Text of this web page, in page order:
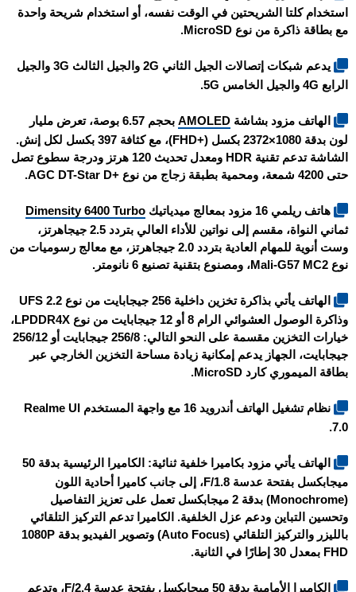
استخدام كلتا الشريحتين في الوقت نفسه، أو استخدام شريحة واحدة
مع بطاقة ذاكرة من نوع MicroSD.
يدعم شبكات إتصالات الجيل الثاني 2G والجيل الثالث 3G والجيل
الرابع 4G والجيل الخامس 5G.
الهاتف مزود بشاشة AMOLED
بحجم 6.57 بوصة، تعرض مليار
لون بدقة 1080×2372 بكسل (+FHD)، مع كثافة 397 بكسل لكل إنش.
الشاشة تدعم تقنية HDR ومعدل تحديث 120 هرتز ودرجة سطوع تصل
حتى 4200 شمعة، ومحمية بطبقة زجاج من نوع +AGC DT-Star D.
هاتف ريلمي 16 مزود بمعالج ميدياتيك Dimensity 6400 Turbo
ثماني النواة، مقسم إلى نواتين للأداء العالي بتردد 2.5 جيجاهرتز،
وست أنوية للمهام العادية بتردد 2.0 جيجاهرتز، مع معالج رسوميات من
نوع Mali-G57 MC2، ومصنوع بتقنية تصنيع 6 نانومتر.
الهاتف يأتي بذاكرة تخزين داخلية 256 جيجابايت من نوع UFS 2.2
وذاكرة الوصول العشوائي الرام 8 أو 12 جيجابايت من نوع LPDDR4X،
خيارات التخزين مقسمة على النحو التالي: 256/8 جيجابايت أو 256/12
جيجابايت، الجهاز يدعم إمكانية زيادة مساحة التخزين الخارجي عبر
بطاقة الميموري كارد MicroSD.
نظام تشغيل الهاتف أندرويد 16 مع واجهة المستخدم Realme UI
7.0.
الهاتف يأتي مزود بكاميرا خلفية ثنائية: الكاميرا الرئيسية بدقة 50
ميجابكسل بفتحة عدسة F/1.8، إلى جانب كاميرا أحادية اللون
(Monochrome) بدقة 2 ميجابكسل تعمل على تعزيز التفاصيل
وتحسين التباين ودعم عزل الخلفية. الكاميرا تدعم التركيز التلقائي
بالليزر والتركيز التلقائي (Auto Focus) وتصوير الفيديو بدقة 1080P
FHD بمعدل 30 إطارًا في الثانية.
الكاميرا الأمامية بدقة 50 ميجابكسل بفتحة عدسة F/2.4، وتدعم